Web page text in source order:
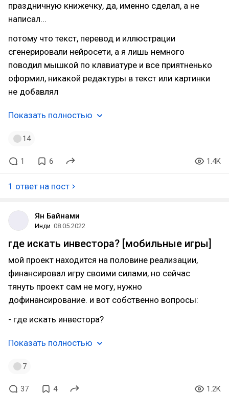
праздничную книжечку, да, именно сделал, а не
написал...
потому что текст, перевод и иллюстрации
сгенерировали нейросети, а я лишь немного
поводил мышкой по клавиатуре и все приятненько
оформил, никакой редактуры в текст или картинки
не добавлял
Показать полностью
14
1 6 1.4K
1 ответ на пост
Ян Байнами
Инди 08.05.2022
где искать инвестора? [мобильные игры]
мой проект находится на половине реализации,
финансировал игру своими силами, но сейчас
тянуть проект сам не могу, нужно
дофинансирование. и вот собственно вопросы:
- где искать инвестора?
Показать полностью
7
37 4 1.2K